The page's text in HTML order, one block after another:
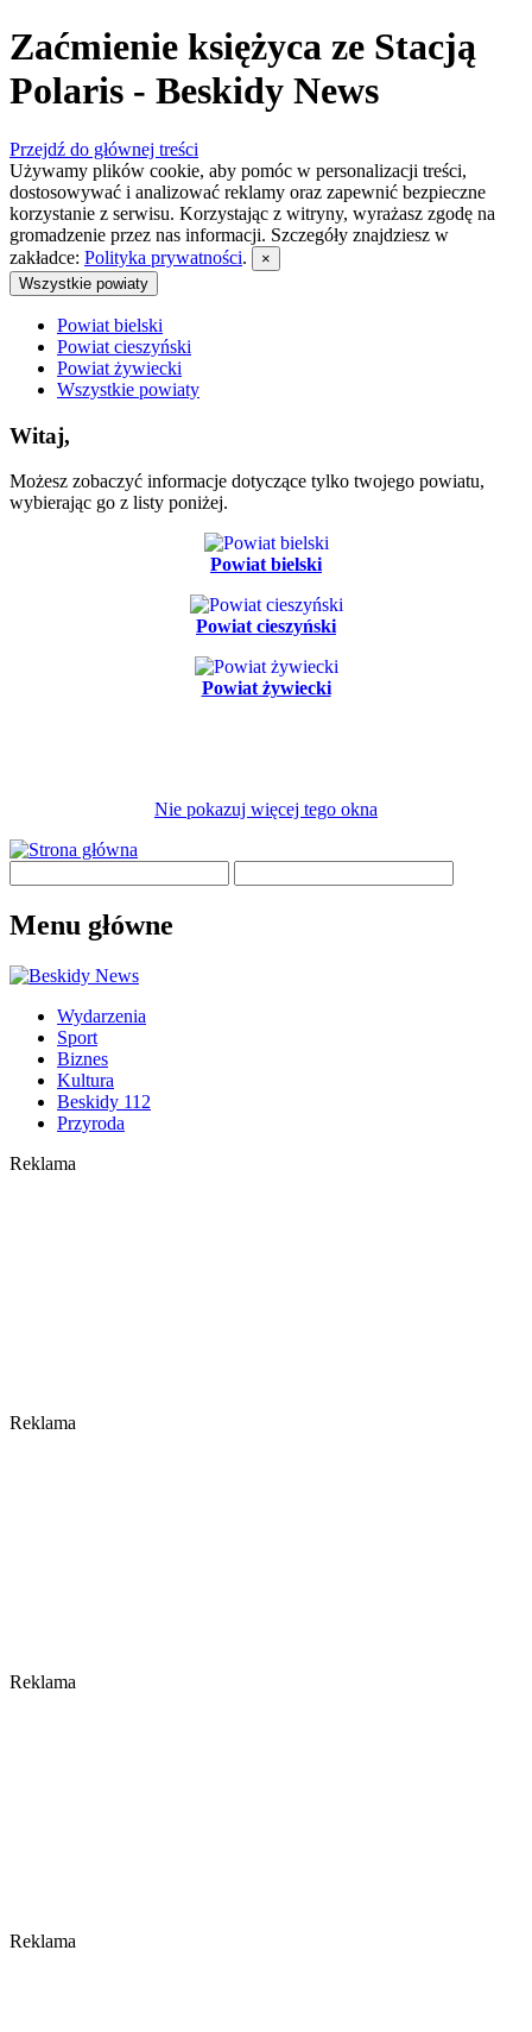
Zaćmienie księżyca ze Stacją
Polaris - Beskidy News
Przejdź do głównej treści
Używamy plików cookie, aby pomóc w personalizacji treści,
dostosowywać i analizować reklamy oraz zapewnić bezpieczne
korzystanie z serwisu. Korzystając z witryny, wyrażasz zgodę na
gromadzenie przez nas informacji. Szczegóły znajdziesz w
zakładce: Polityka prywatności.
×
Wszystkie powiaty
Powiat bielski
Powiat cieszyński
Powiat żywiecki
Wszystkie powiaty
Witaj,
Możesz zobaczyć informacje dotyczące tylko twojego powiatu,
wybierając go z listy poniżej.
Powiat bielski
Powiat cieszyński
Powiat żywiecki
Nie pokazuj więcej tego okna
Menu główne
Wydarzenia
Sport
Biznes
Kultura
Beskidy 112
Przyroda
Reklama
Reklama
Reklama
Reklama